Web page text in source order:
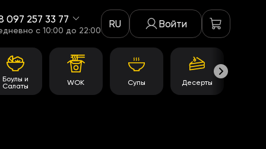
097 257 33 77
c 10:00 до 22:00
RU Войти
Боулы и
Салаты
WOK Супы Десерты